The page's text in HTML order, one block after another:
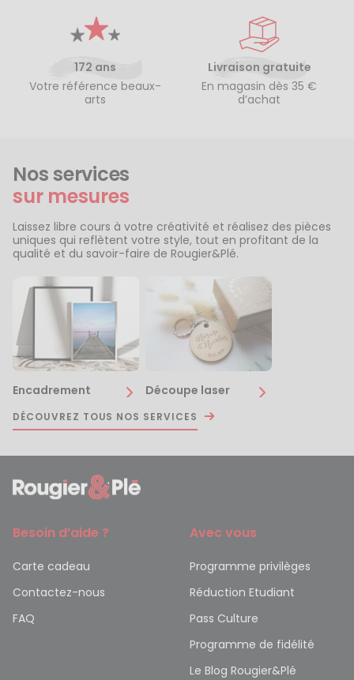
172 ans
Votre référence beaux-
arts
Livraison gratuite
En magasin dès 35 €
d’achat
Nos services
sur mesures
Laissez libre cours à votre créativité et réalisez des pièces
uniques qui reflètent votre style, tout en profitant de la
qualité et du savoir-faire de Rougier&Plé.
Encadrement Découpe laser
DÉCOUVREZ TOUS NOS SERVICES
Besoin d’aide ?
Carte cadeau
Contactez-nous
FAQ
Avec vous
Programme privilèges
Réduction Etudiant
Pass Culture
Programme de fidélité
Le Blog Rougier&Plé